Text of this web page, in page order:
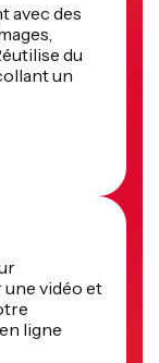
avec des
du
un
vidéo et
ligne